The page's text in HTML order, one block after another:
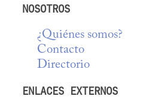
NOSOTROS
¿Quiénes somos?
Contacto
Directorio
ENLACES EXTERNOS